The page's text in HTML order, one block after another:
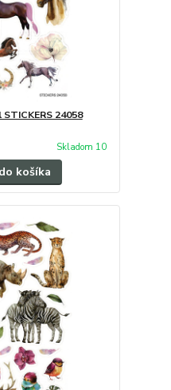
24058
Skladom 10
košíka